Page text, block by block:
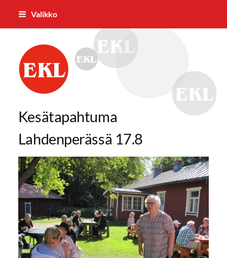
Siirry
Valikko
Eurajoen Eläkkeensaajat ry
Kesätapahtuma
Lahdenperässä 17.8